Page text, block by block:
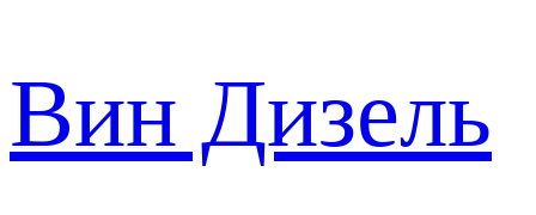
Вин Дизель